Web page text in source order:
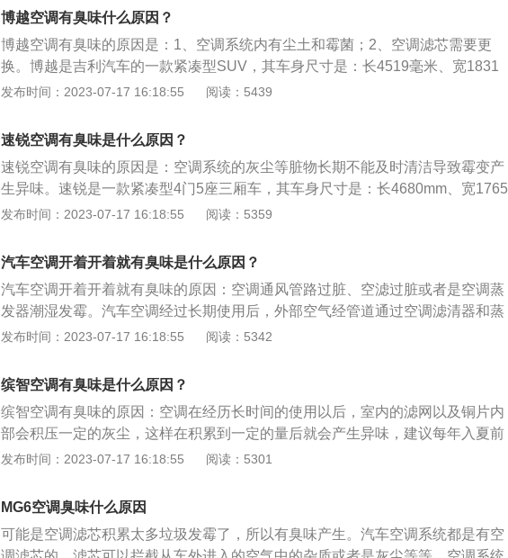
0T、长安欧尚A800等。以长安欧尚科赛为例，其是一款中型SUV，该车长宽高
分别是4830mm、1868mm、1750mm，轴距是2800mm，前悬挂采用的是麦弗逊
式独立悬挂，后悬挂采用的是多连杆式独立悬挂。
博越空调有臭味什么原因？
博越空调有臭味的原因是：1、空调系统内有尘土和霉菌；2、空调滤芯需要更
换。博越是吉利汽车的一款紧凑型SUV，其车身尺寸是：长4519毫米、宽1831
毫米、高1694毫米，轴距为2670毫米，油箱容积为58升。博越搭载了1.8T涡轮
变速箱，其前悬架使用了麦弗逊式独立悬架，后悬架使用了多连杆式独立悬架。
发布时间：2023-07-17 16:18:55 阅读：5439
速锐空调有臭味是什么原因？
速锐空调有臭味的原因是：空调系统的灰尘等脏物长期不能及时清洁导致霉变产
生异味。速锐是一款紧凑型4门5座三厢车，其车身尺寸是：长4680mm、宽1765
mm，高1490mm，轴距为2660mm。速锐搭载了1.5L自然吸气发动机，最大功率
方式是前置前驱，前悬架使用了麦弗逊式独立悬架，后悬架使用了扭力梁式非独
发布时间：2023-07-17 16:18:55 阅读：5359
汽车空调开着开着就有臭味是什么原因？
汽车空调开着开着就有臭味的原因：空调通风管路过脏、空滤过脏或者是空调蒸
发器潮湿发霉。汽车空调经过长期使用后，外部空气经管道通过空调滤清器和蒸
发箱进入汽车室内，长时间灰尘杂物的累积会堵塞风口，造成凉度不够，在温暖
上的空气调节装置，能对车厢内空气进行制冷、加热、换气和空气净化，为乘车
人员提供舒适的乘车环境，降低驾驶员的疲劳强度，提高行车安全。
发布时间：2023-07-17 16:18:55 阅读：5342
缤智空调有臭味是什么原因？
缤智空调有臭味的原因：空调在经历长时间的使用以后，室内的滤网以及铜片内
部会积压一定的灰尘，这样在积累到一定的量后就会产生异味，建议每年入夏前
对空调系统进行全面的养护，清洁和杀菌。缤智是广汽本田旗下的一款小型SU
动力方面，缤智搭载了一台自然吸气发动机，该发动机的最大马力为131匹，最
大扭矩为155牛米，最大功率为96千瓦。
发布时间：2023-07-17 16:18:55 阅读：5301
MG6空调臭味什么原因
可能是空调滤芯积累太多垃圾发霉了，所以有臭味产生。汽车空调系统都是有空